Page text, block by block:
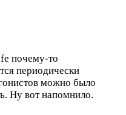
почему-то
периодически
можно было
Ну вот напомнило.